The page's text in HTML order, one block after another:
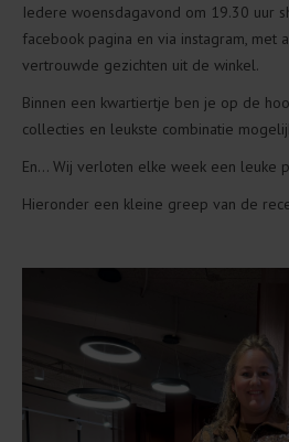
Iedere woensdagavond om 19.30 uur
facebook pagina en via instagram, met
vertrouwde gezichten uit de winkel.
Binnen een kwartiertje ben je op de
collecties en leukste combinatie
En... Wij verloten elke week een leuke
Hieronder een kleine greep van de